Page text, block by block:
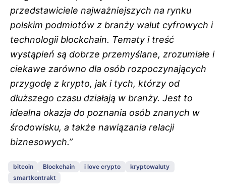
przedstawiciele najważniejszych na rynku
polskim podmiotów z branży walut cyfrowych i
technologii blockchain. Tematy i treść
wystąpień są dobrze przemyślane, zrozumiałe i
ciekawe zarówno dla osób rozpoczynających
przygodę z krypto, jak i tych, którzy od
dłuższego czasu działają w branży. Jest to
idealna okazja do poznania osób znanych w
środowisku, a także nawiązania relacji
biznesowych.”
bitcoin Blockchain i love crypto
kryptowaluty
smartkontrakt